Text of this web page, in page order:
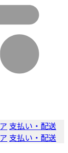
支払い・配送
支払い・配送